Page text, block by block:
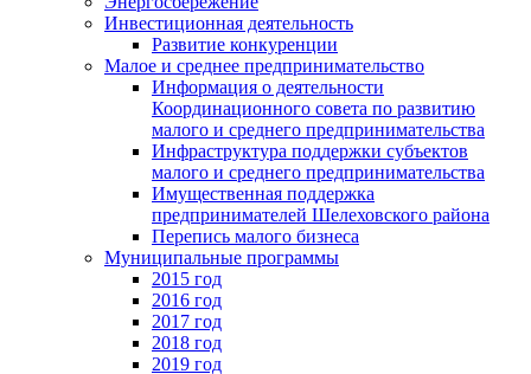
Инвестиционная деятельность
Развитие конкуренции
Малое и среднее предпринимательство
Информация о деятельности
Координационного совета по развитию
малого и среднего предпринимательства
Инфраструктура поддержки субъектов
малого и среднего предпринимательства
Имущественная поддержка
предпринимателей Шелеховского района
Перепись малого бизнеса
Муниципальные программы
2015 год
2016 год
2017 год
2018 год
2019 год